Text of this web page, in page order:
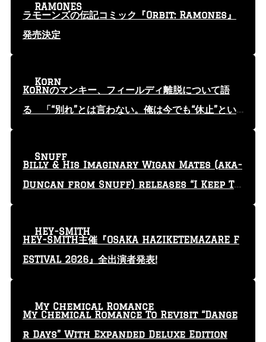
ラモーンズの伝記コミック『Orbit: Ramones』
発売決定
RAMONES
KoRnのマンキー、フィールディ離脱について語
る 「“別れ”とは言わない。俺は今でも“休止”とい
Korn
Billy & His Imaginary Wigan Mates (aka-
Duncan from Snuff) releases “I Keep Tr
Snuff
HEY-SMITH主催『OSAKA HAZIKETEMAZARE F
ESTIVAL 2026』全出演者発表!
HEY-SMITH
My Chemical Romance To Revisit “Dange
r Days” With Expanded Deluxe Edition
My Chemical Romance